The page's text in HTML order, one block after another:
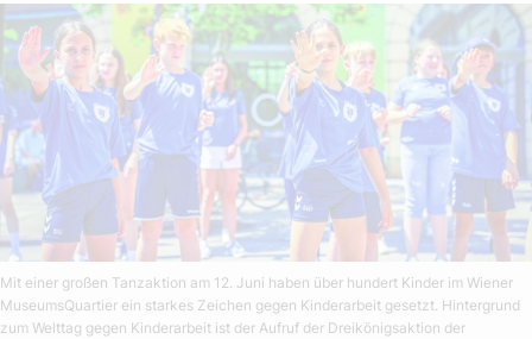
Mit einer großen Tanzaktion am 12. Juni haben über hundert Kinder im Wiener
MuseumsQuartier ein starkes Zeichen gegen Kinderarbeit gesetzt. Hintergrund
zum Welttag gegen Kinderarbeit ist der Aufruf der Dreikönigsaktion der